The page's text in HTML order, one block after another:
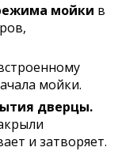
мойки в
мойки.
дверцы.
и затворяет.